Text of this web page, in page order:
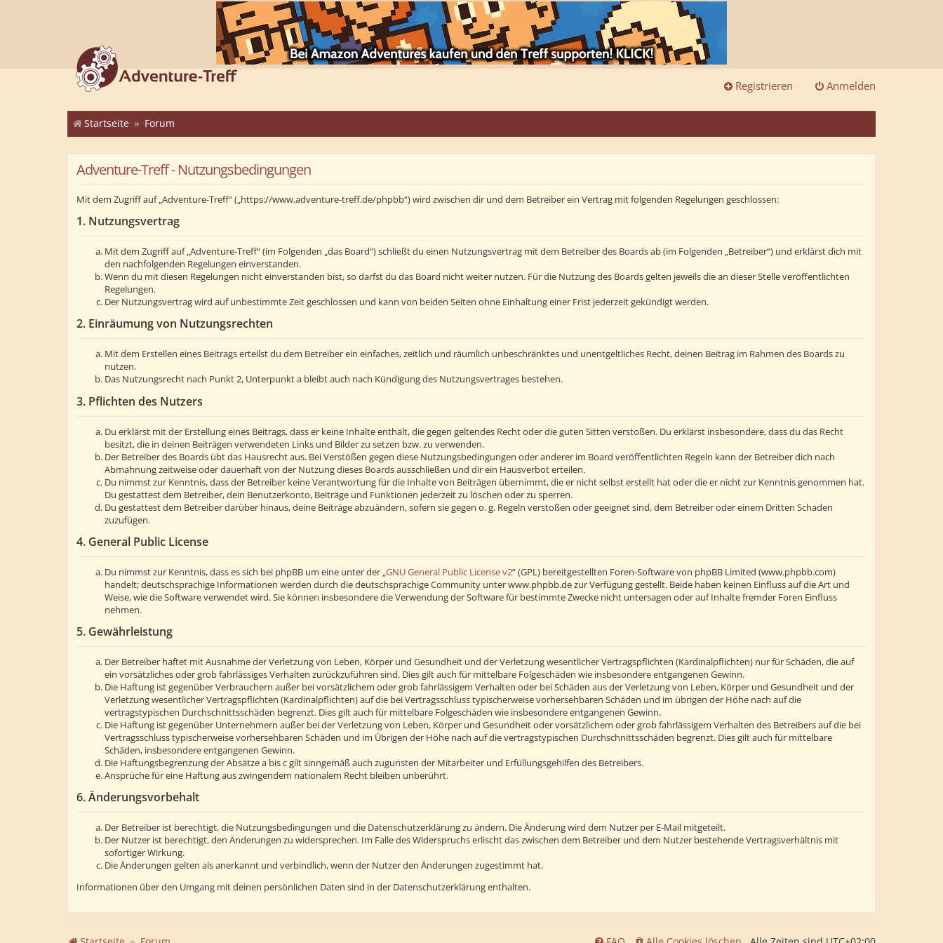
Anmelden
Registrieren
Startseite Forum
Adventure-Treff - Nutzungsbedingungen
Mit dem Zugriff auf „Adventure-Treff“ („https://www.adventure-treff.de/phpbb“) wird zwischen dir und dem Betreiber ein Vertrag mit folgenden Regelungen geschlossen:
1. Nutzungsvertrag
Mit dem Zugriff auf „Adventure-Treff“ (im Folgenden „das Board“) schließt du einen Nutzungsvertrag mit dem Betreiber des Boards ab (im Folgenden „Betreiber“) und erklärst dich mit
den nachfolgenden Regelungen einverstanden.
Wenn du mit diesen Regelungen nicht einverstanden bist, so darfst du das Board nicht weiter nutzen. Für die Nutzung des Boards gelten jeweils die an dieser Stelle veröffentlichten
Regelungen.
Der Nutzungsvertrag wird auf unbestimmte Zeit geschlossen und kann von beiden Seiten ohne Einhaltung einer Frist jederzeit gekündigt werden.
2. Einräumung von Nutzungsrechten
Mit dem Erstellen eines Beitrags erteilst du dem Betreiber ein einfaches, zeitlich und räumlich unbeschränktes und unentgeltliches Recht, deinen Beitrag im Rahmen des Boards zu
nutzen.
Das Nutzungsrecht nach Punkt 2, Unterpunkt a bleibt auch nach Kündigung des Nutzungsvertrages bestehen.
3. Pflichten des Nutzers
Du erklärst mit der Erstellung eines Beitrags, dass er keine Inhalte enthält, die gegen geltendes Recht oder die guten Sitten verstoßen. Du erklärst insbesondere, dass du das Recht
besitzt, die in deinen Beiträgen verwendeten Links und Bilder zu setzen bzw. zu verwenden.
Der Betreiber des Boards übt das Hausrecht aus. Bei Verstößen gegen diese Nutzungsbedingungen oder anderer im Board veröffentlichten Regeln kann der Betreiber dich nach
Abmahnung zeitweise oder dauerhaft von der Nutzung dieses Boards ausschließen und dir ein Hausverbot erteilen.
Du nimmst zur Kenntnis, dass der Betreiber keine Verantwortung für die Inhalte von Beiträgen übernimmt, die er nicht selbst erstellt hat oder die er nicht zur Kenntnis genommen hat.
Du gestattest dem Betreiber, dein Benutzerkonto, Beiträge und Funktionen jederzeit zu löschen oder zu sperren.
Du gestattest dem Betreiber darüber hinaus, deine Beiträge abzuändern, sofern sie gegen o. g. Regeln verstoßen oder geeignet sind, dem Betreiber oder einem Dritten Schaden
zuzufügen.
4. General Public License
Du nimmst zur Kenntnis, dass es sich bei phpBB um eine unter der „GNU General Public License v2“ (GPL) bereitgestellten Foren-Software von phpBB Limited (www.phpbb.com)
handelt; deutschsprachige Informationen werden durch die deutschsprachige Community unter www.phpbb.de zur Verfügung gestellt. Beide haben keinen Einfluss auf die Art und
Weise, wie die Software verwendet wird. Sie können insbesondere die Verwendung der Software für bestimmte Zwecke nicht untersagen oder auf Inhalte fremder Foren Einfluss
nehmen.
5. Gewährleistung
Der Betreiber haftet mit Ausnahme der Verletzung von Leben, Körper und Gesundheit und der Verletzung wesentlicher Vertragspflichten (Kardinalpflichten) nur für Schäden, die auf
ein vorsätzliches oder grob fahrlässiges Verhalten zurückzuführen sind. Dies gilt auch für mittelbare Folgeschäden wie insbesondere entgangenen Gewinn.
Die Haftung ist gegenüber Verbrauchern außer bei vorsätzlichem oder grob fahrlässigem Verhalten oder bei Schäden aus der Verletzung von Leben, Körper und Gesundheit und der
Verletzung wesentlicher Vertragspflichten (Kardinalpflichten) auf die bei Vertragsschluss typischerweise vorhersehbaren Schäden und im übrigen der Höhe nach auf die
vertragstypischen Durchschnittsschäden begrenzt. Dies gilt auch für mittelbare Folgeschäden wie insbesondere entgangenen Gewinn.
Die Haftung ist gegenüber Unternehmern außer bei der Verletzung von Leben, Körper und Gesundheit oder vorsätzlichem oder grob fahrlässigem Verhalten des Betreibers auf die bei
Vertragsschluss typischerweise vorhersehbaren Schäden und im Übrigen der Höhe nach auf die vertragstypischen Durchschnittsschäden begrenzt. Dies gilt auch für mittelbare
Schäden, insbesondere entgangenen Gewinn.
Die Haftungsbegrenzung der Absätze a bis c gilt sinngemäß auch zugunsten der Mitarbeiter und Erfüllungsgehilfen des Betreibers.
Ansprüche für eine Haftung aus zwingendem nationalem Recht bleiben unberührt.
6. Änderungsvorbehalt
Der Betreiber ist berechtigt, die Nutzungsbedingungen und die Datenschutzerklärung zu ändern. Die Änderung wird dem Nutzer per E-Mail mitgeteilt.
Der Nutzer ist berechtigt, den Änderungen zu widersprechen. Im Falle des Widerspruchs erlischt das zwischen dem Betreiber und dem Nutzer bestehende Vertragsverhältnis mit
sofortiger Wirkung.
Die Änderungen gelten als anerkannt und verbindlich, wenn der Nutzer den Änderungen zugestimmt hat.
Informationen über den Umgang mit deinen persönlichen Daten sind in der Datenschutzerklärung enthalten.